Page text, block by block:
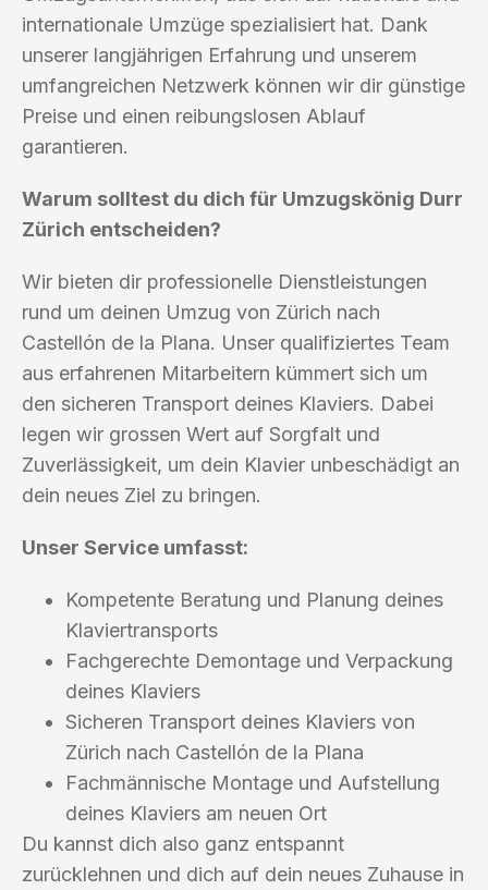
internationale Umzüge spezialisiert hat. Dank
unserer langjährigen Erfahrung und unserem
umfangreichen Netzwerk können wir dir günstige
Preise und einen reibungslosen Ablauf
garantieren.
Warum solltest du dich für Umzugskönig Durr
Zürich entscheiden?
Wir bieten dir professionelle Dienstleistungen
rund um deinen Umzug von Zürich nach
Castellón de la Plana. Unser qualifiziertes Team
aus erfahrenen Mitarbeitern kümmert sich um
den sicheren Transport deines Klaviers. Dabei
legen wir grossen Wert auf Sorgfalt und
Zuverlässigkeit, um dein Klavier unbeschädigt an
dein neues Ziel zu bringen.
Unser Service umfasst:
Kompetente Beratung und Planung deines
Klaviertransports
Fachgerechte Demontage und Verpackung
deines Klaviers
Sicheren Transport deines Klaviers von
Zürich nach Castellón de la Plana
Fachmännische Montage und Aufstellung
deines Klaviers am neuen Ort
Du kannst dich also ganz entspannt
zurücklehnen und dich auf dein neues Zuhause in